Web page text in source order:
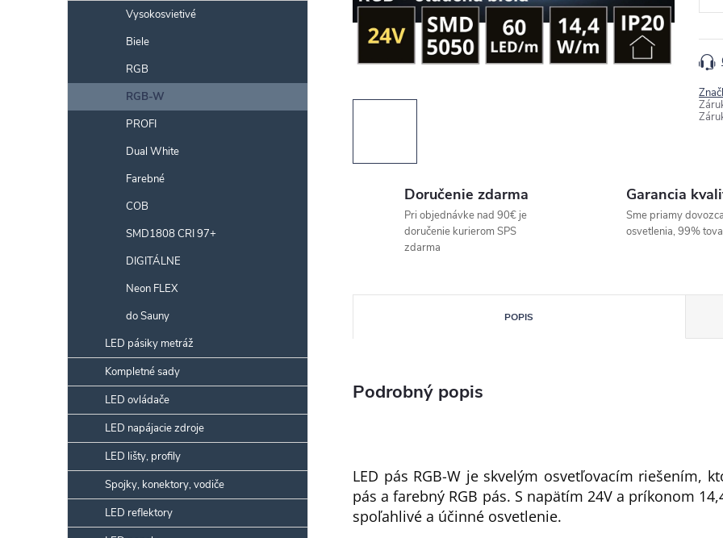
Vysokosvietivé
Biele
RGB
RGB-W
PROFI
Dual White
Farebné
COB
SMD1808 CRI 97+
DIGITÁLNE
Neon FLEX
do Sauny
LED pásiky metráž
Kompletné sady
LED ovládače
LED napájacie zdroje
LED lišty, profily
Spojky, konektory, vodiče
LED reflektory
Doručenie zdarma
Pri objednávke nad 90€ je
doručenie kurierom SPS
zdarma
Garancia
Sme priamy
osvetlenia, 99%
POPIS
Podrobný popis
LED pás RGB-W je skvelým osvetľovacím riešením,
pás a farebný RGB pás. S napätím 24V a príkonom
spoľahlivé a účinné osvetlenie.